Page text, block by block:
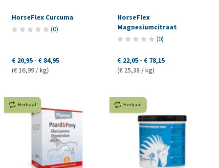
HorseFlex Curcuma
(0)
€ 20,95 - € 84,95
(€ 16,99 / kg)
HorseFlex
Magnesiumcitraat
(0)
€ 22,05 - € 78,15
(€ 25,38 / kg)
Herhaal Herhaal